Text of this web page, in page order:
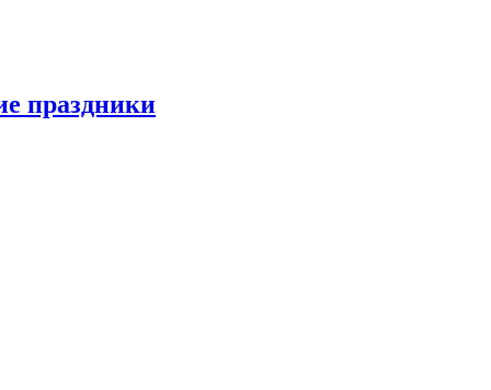
праздники